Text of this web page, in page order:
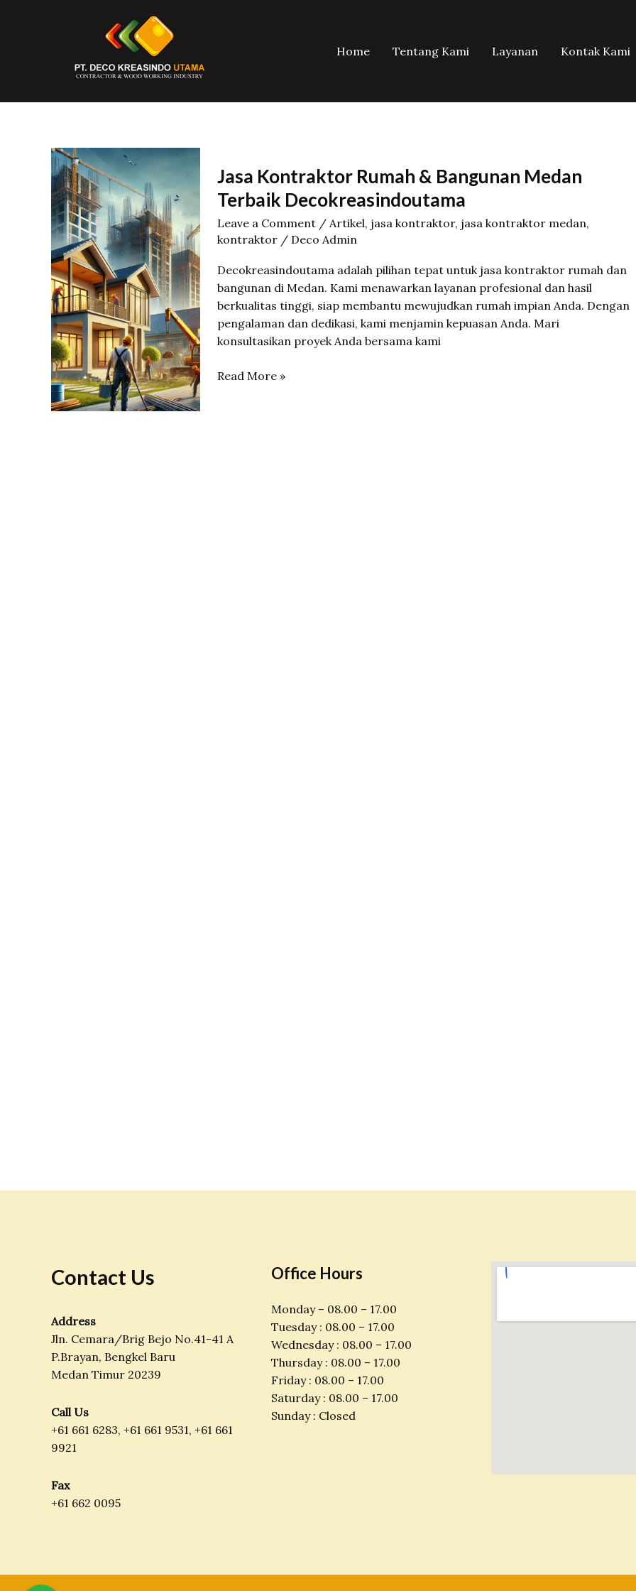
Home Tentang Kami Layanan Kontak Kami
Jasa Kontraktor Rumah & Bangunan Medan
Terbaik Decokreasindoutama
Leave a Comment / Artikel, jasa kontraktor, jasa kontraktor medan,
kontraktor / Deco Admin
Decokreasindoutama adalah pilihan tepat untuk jasa kontraktor rumah dan
bangunan di Medan. Kami menawarkan layanan profesional dan hasil
berkualitas tinggi, siap membantu mewujudkan rumah impian Anda. Dengan
pengalaman dan dedikasi, kami menjamin kepuasan Anda. Mari
konsultasikan proyek Anda bersama kami
Jasa
Read More »
Contact Us
Address
Jln. Cemara/Brig Bejo No.41-41 A
P.Brayan, Bengkel Baru
Medan Timur 20239
Call Us
+61 661 6283, +61 661 9531, +61 661
9921
Fax
+61 662 0095
Office Hours
Monday – 08.00 – 17.00
Tuesday : 08.00 – 17.00
Wednesday : 08.00 – 17.00
Thursday : 08.00 – 17.00
Friday : 08.00 – 17.00
Saturday : 08.00 – 17.00
Sunday : Closed